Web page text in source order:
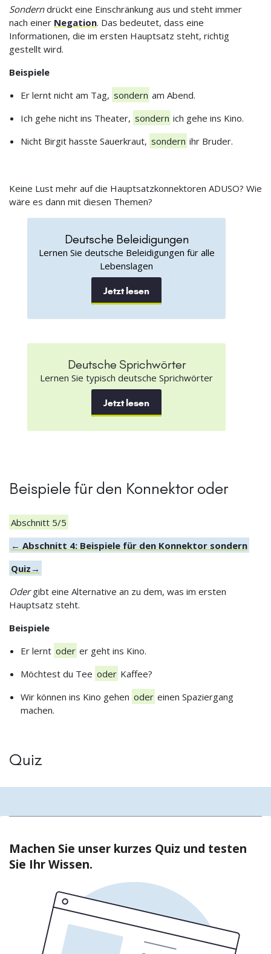
Sonderndrückt eine Einschränkung aus und steht immer
nach einer Negation. Das bedeutet, dass eine
Informationen, die im ersten Hauptsatz steht, richtig
gestellt wird.
Beispiele
Er lernt nicht am Tag, sondern am Abend.
Ich gehe nicht ins Theater, sondern ich gehe ins Kino.
Nicht Birgit hasste Sauerkraut, sondern ihr Bruder.
Keine Lust mehr auf die Hauptsatzkonnektoren ADUSO? Wie
wäre es dann mit diesen Themen?
Deutsche Beleidigungen
Lernen Sie deutsche Beleidigungen für alle
Lebenslagen
Jetzt lesen
Deutsche Sprichwörter
Lernen Sie typisch deutsche Sprichwörter
Jetzt lesen
Beispiele für den Konnektor oder
Abschnitt 5/5
← Abschnitt 4: Beispiele für den Konnektor sondern
Quiz→
Odergibt eine Alternative an zu dem, was im ersten
Hauptsatz steht.
Beispiele
Er lernt oder er geht ins Kino.
Möchtest du Tee oder Kaffee?
Wir können ins Kino gehen oder einen Spaziergang
machen.
Quiz